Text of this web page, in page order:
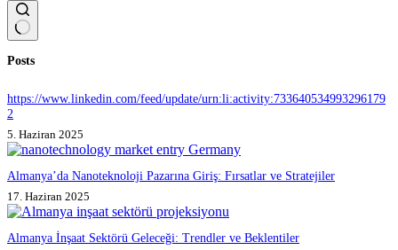
results
Posts
https://www.linkedin.com/feed/update/urn:li:activity:733640534993296179
2
5. Haziran 2025
Almanya’da Nanoteknoloji Pazarına Giriş: Fırsatlar ve Stratejiler
17. Haziran 2025
Almanya İnşaat Sektörü Geleceği: Trendler ve Beklentiler